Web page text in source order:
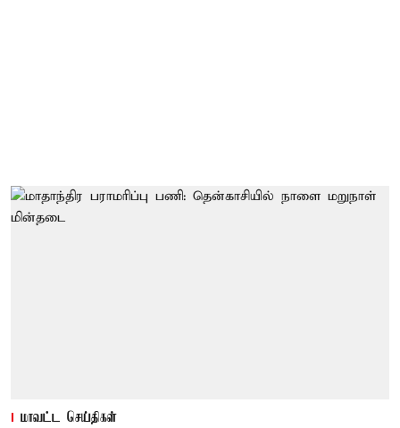
மாவட்ட செய்திகள்